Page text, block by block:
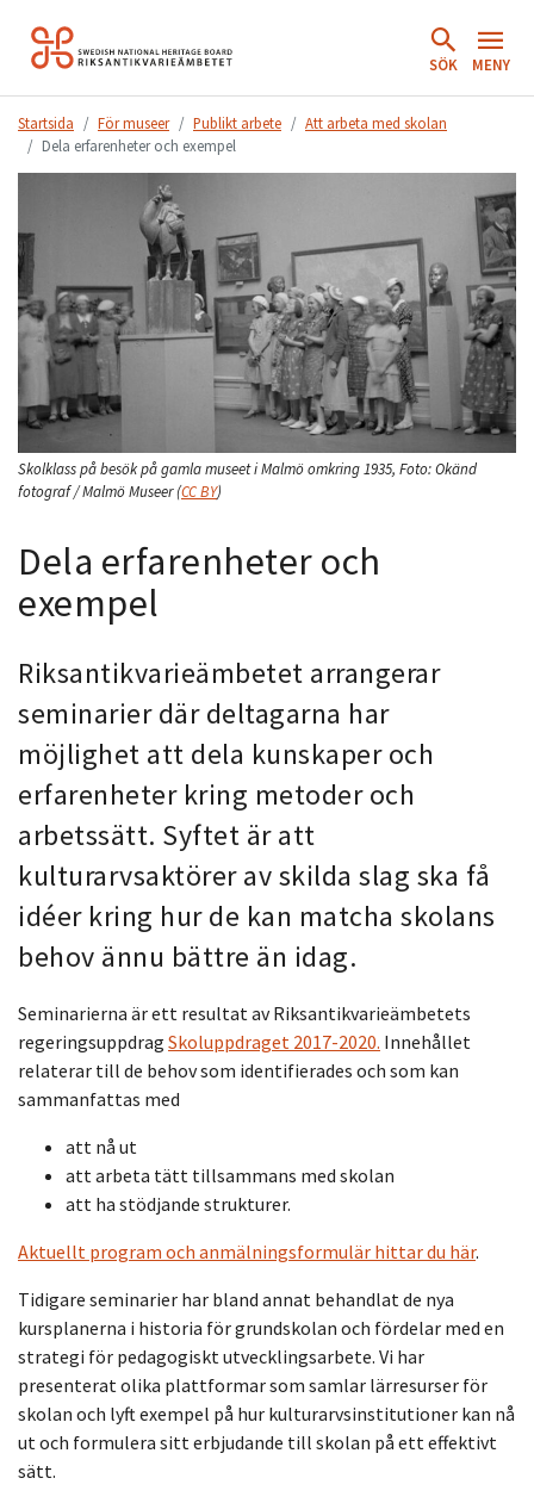
Hoppa
till
SÖK MENY
Startsida För museer Publikt arbete
Att arbeta med skolan
Dela erfarenheter och exempel
Skolklass på besök på gamla museet i Malmö omkring 1935, Foto:Okänd
fotograf / Malmö Museer(CC BY)
Dela erfarenheter och
exempel
Riksantikvarieämbetet arrangerar
seminarier där deltagarna har
möjlighet att dela kunskaper och
erfarenheter kring metoder och
arbetssätt. Syftet är att
kulturarvsaktörer av skilda slag ska få
idéer kring hur de kan matcha skolans
behov ännu bättre än idag.
Seminarierna är ett resultat av Riksantikvarieämbetets
regeringsuppdrag Skoluppdraget 2017-2020. Innehållet
relaterar till de behov som identifierades och som kan
sammanfattas med
att nå ut
att arbeta tätt tillsammans med skolan
att ha stödjande strukturer.
Aktuellt program och anmälningsformulär hittar du här.
Tidigare seminarier har bland annat behandlat de nya
kursplanerna i historia för grundskolan och fördelar med en
strategi för pedagogiskt utvecklingsarbete. Vi har
presenterat olika plattformar som samlar lärresurser för
skolan och lyft exempel på hur kulturarvsinstitutioner kan nå
ut och formulera sitt erbjudande till skolan på ett effektivt
sätt.